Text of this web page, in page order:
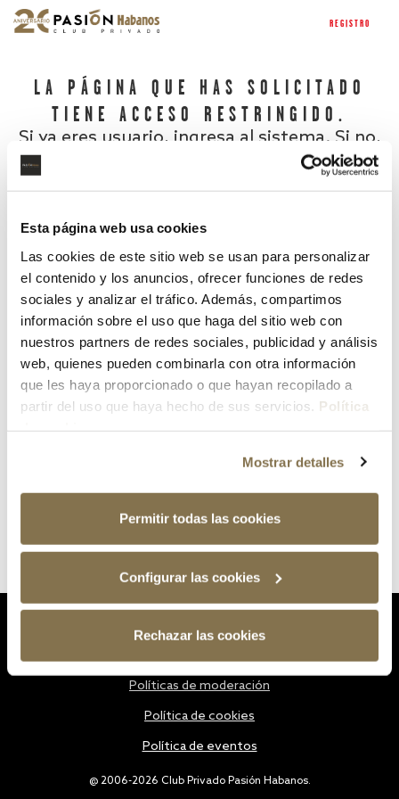
Esta página web usa cookies
Las cookies de este sitio web se usan para personalizar
el contenido y los anuncios, ofrecer funciones de redes
sociales y analizar el tráfico. Además, compartimos
información sobre el uso que haga del sitio web con
nuestros partners de redes sociales, publicidad y análisis
web, quienes pueden combinarla con otra información
que les haya proporcionado o que hayan recopilado a
partir del uso que haya hecho de sus servicios. Política
Mostrar detalles
Permitir todas las cookies
Configurar las cookies
Rechazar las cookies
REGISTRO
LA PÁGINA QUE HAS SOLICITADO
TIENE ACCESO RESTRINGIDO.
Si ya eres usuario, ingresa al sistema. Si no,
¿Has olvidado tu contraseña?
@ 2006-2026 Club Privado Pasión Habanos.
Políticas de moderación
Política de cookies
Política de eventos